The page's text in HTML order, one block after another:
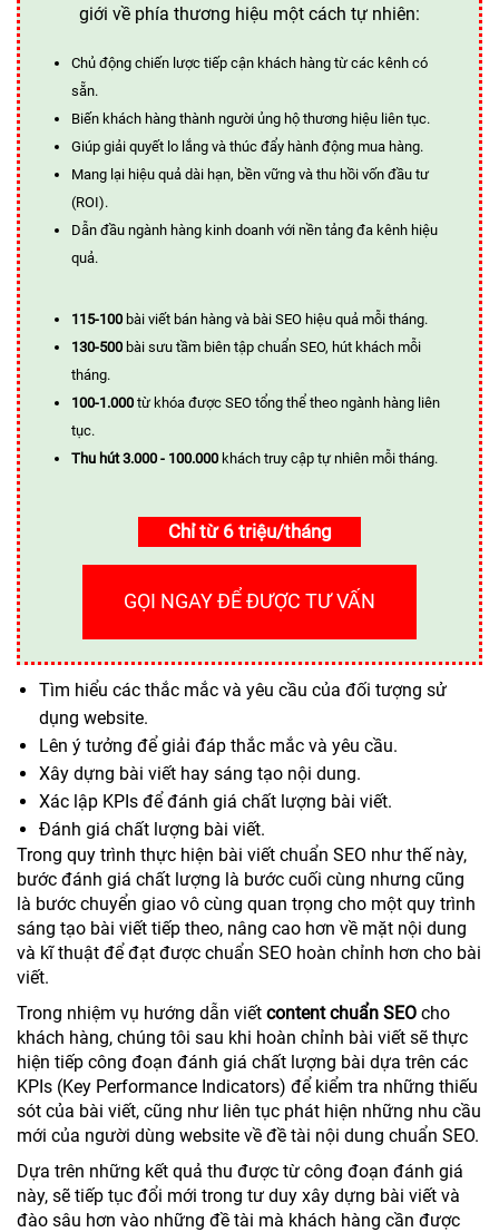
giới về phía thương hiệu một cách tự nhiên:
Chủ động chiến lược tiếp cận khách hàng từ các kênh có
sẵn.
Biến khách hàng thành người ủng hộ thương hiệu liên tục.
Giúp giải quyết lo lắng và thúc đẩy hành động mua hàng.
Mang lại hiệu quả dài hạn, bền vững và thu hồi vốn đầu tư
(ROI).
Dẫn đầu ngành hàng kinh doanh với nền tảng đa kênh hiệu
quả.
115-100 bài viết bán hàng và bài SEO hiệu quả mỗi tháng.
130-500 bài sưu tầm biên tập chuẩn SEO, hút khách mỗi
tháng.
100-1.000 từ khóa được SEO tổng thể theo ngành hàng liên
tục.
Thu hút 3.000 - 100.000 khách truy cập tự nhiên mỗi tháng.
Chỉ từ 6 triệu/tháng
GỌI NGAY ĐỂ ĐƯỢC TƯ VẤN
Tìm hiểu các thắc mắc và yêu cầu của đối tượng sử
dụng website.
Lên ý tưởng để giải đáp thắc mắc và yêu cầu.
Xây dựng bài viết hay sáng tạo nội dung.
Xác lập KPIs để đánh giá chất lượng bài viết.
Đánh giá chất lượng bài viết.
Trong quy trình thực hiện bài viết chuẩn SEO như thế này,
bước đánh giá chất lượng là bước cuối cùng nhưng cũng
là bước chuyển giao vô cùng quan trọng cho một quy trình
sáng tạo bài viết tiếp theo, nâng cao hơn về mặt nội dung
và kĩ thuật để đạt được chuẩn SEO hoàn chỉnh hơn cho bài
viết.
Trong nhiệm vụ hướng dẫn viết content chuẩn SEO cho
khách hàng, chúng tôi sau khi hoàn chỉnh bài viết sẽ thực
hiện tiếp công đoạn đánh giá chất lượng bài dựa trên các
KPIs (Key Performance Indicators) để kiểm tra những thiếu
sót của bài viết, cũng như liên tục phát hiện những nhu cầu
mới của người dùng website về đề tài nội dung chuẩn SEO.
Dựa trên những kết quả thu được từ công đoạn đánh giá
này, sẽ tiếp tục đổi mới trong tư duy xây dựng bài viết và
đào sâu hơn vào những đề tài mà khách hàng cần được